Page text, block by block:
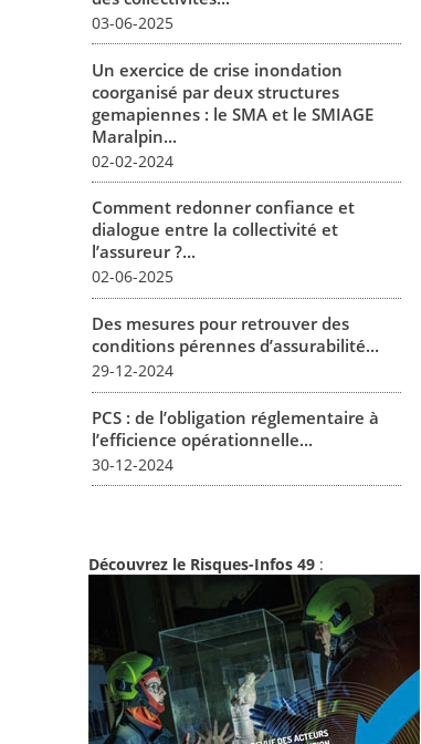
03-06-2025
Un exercice de crise inondation
coorganisé par deux structures
gemapiennes : le SMA et le SMIAGE
Maralpin...
02-02-2024
Comment redonner confiance et
dialogue entre la collectivité et
l’assureur ?...
02-06-2025
Des mesures pour retrouver des
conditions pérennes d’assurabilité...
29-12-2024
PCS : de l’obligation réglementaire à
l’efficience opérationnelle...
30-12-2024
Découvrez le Risques-Infos 49 :